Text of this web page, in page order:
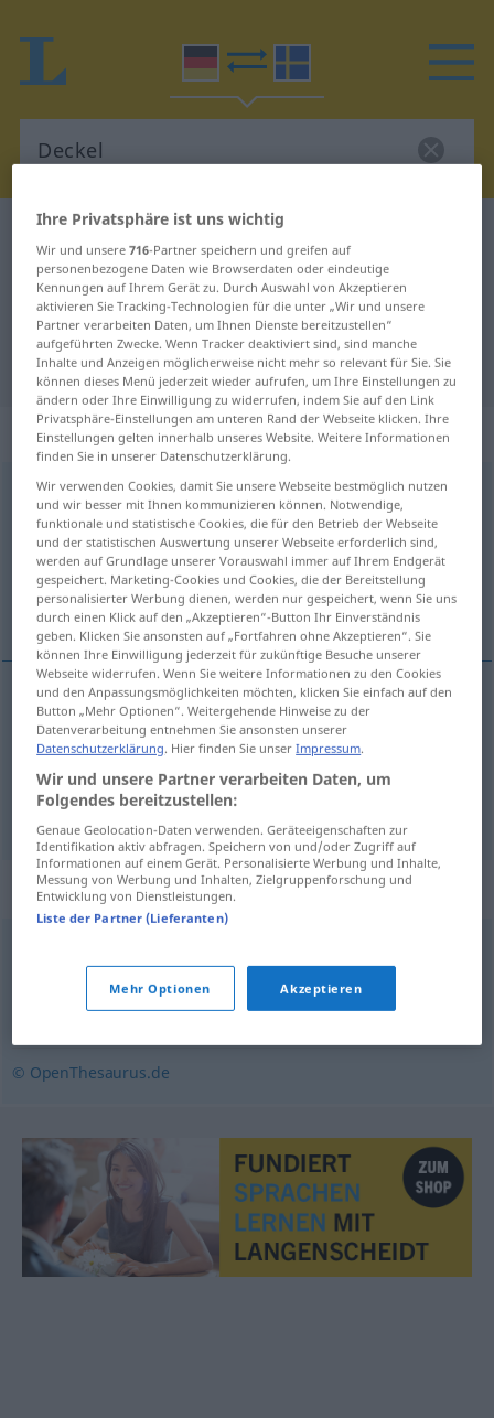
Deutsch-Schwedisch Wörterbuch
Deutsch-Schwedisch Übersetzung
für "Deckel"
"Deckel" Schwedisch Übersetzung
„Deckel“: Maskulinum, männlich
Deckelm
Übersicht aller Übersetzungen
(Für mehr Details die Übersetzung anklicken/antippen)
lock, bokpärm
lockn Deckel
(bok)pärm DeckelBuchhülle
Synonyme für "Deckel"
Verschluss,Klappe
© OpenThesaurus.de
Ihre Privatsphäre ist uns wichtig
Wir und unsere716-Partner speichern und greifen auf
personenbezogene Daten wie Browserdaten oder eindeutige
Kennungen auf Ihrem Gerät zu. Durch Auswahl von Akzeptieren
aktivieren Sie Tracking-Technologien für die unter „Wir und unsere
Partner verarbeiten Daten, um Ihnen Dienste bereitzustellen“
aufgeführten Zwecke. Wenn Tracker deaktiviert sind, sind manche
Inhalte und Anzeigen möglicherweise nicht mehr so relevant für Sie. Sie
können dieses Menü jederzeit wieder aufrufen, um Ihre Einstellungen zu
ändern oder Ihre Einwilligung zu widerrufen, indem Sie auf den Link
Privatsphäre-Einstellungen am unteren Rand der Webseite klicken. Ihre
Einstellungen gelten innerhalb unseres Website. Weitere Informationen
finden Sie in unserer Datenschutzerklärung.
Wir verwenden Cookies, damit Sie unsere Webseite bestmöglich nutzen
und wir besser mit Ihnen kommunizieren können. Notwendige,
funktionale und statistische Cookies, die für den Betrieb der Webseite
und der statistischen Auswertung unserer Webseite erforderlich sind,
werden auf Grundlage unserer Vorauswahl immer auf Ihrem Endgerät
gespeichert. Marketing-Cookies und Cookies, die der Bereitstellung
personalisierter Werbung dienen, werden nur gespeichert, wenn Sie uns
durch einen Klick auf den „Akzeptieren“-Button Ihr Einverständnis
geben. Klicken Sie ansonsten auf „Fortfahren ohne Akzeptieren“. Sie
können Ihre Einwilligung jederzeit für zukünftige Besuche unserer
Webseite widerrufen. Wenn Sie weitere Informationen zu den Cookies
und den Anpassungsmöglichkeiten möchten, klicken Sie einfach auf den
Button „Mehr Optionen“. Weitergehende Hinweise zu der
Datenverarbeitung entnehmen Sie ansonsten unserer
Datenschutzerklärung. Hier finden Sie unserImpressum.
Wir und unsere Partner verarbeiten Daten, um
Folgendes bereitzustellen:
Genaue Geolocation-Daten verwenden. Geräteeigenschaften zur
Identifikation aktiv abfragen. Speichern von und/oder Zugriff auf
Informationen auf einem Gerät. Personalisierte Werbung und Inhalte,
Messung von Werbung und Inhalten, Zielgruppenforschung und
Entwicklung von Dienstleistungen.
Liste der Partner (Lieferanten)
Mehr Optionen Akzeptieren